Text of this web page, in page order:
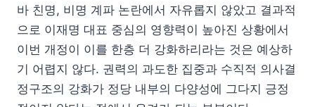
바 친명, 비명 계파 논란에서 자유롭지 않았고 결과적
으로 이재명 대표 중심의 영향력이 높아진 상황에서
이번 개정이 이를 한층 더 강화하리라는 것은 예상하
기 어렵지 않다. 권력의 과도한 집중과 수직적 의사결
정구조의 강화가 정당 내부의 다양성에 그다지 긍정